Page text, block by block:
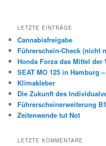
LETZTE EINTRÄGE
Cannabisfreigabe
Führerschein-Check (nicht
Honda Forza das Mittel der
SEAT MO 125 in Hamburg
Klimakleber
Die Zukunft des
Führerscheinerweiterung
Zeitenwende tut Not
LETZTE KOMMENTARE